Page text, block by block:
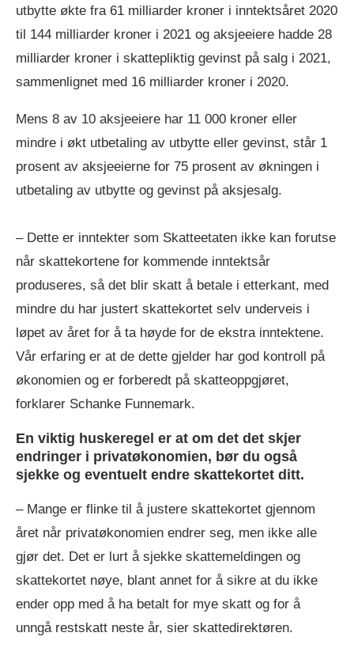
utbytte økte fra 61 milliarder kroner i inntektsåret 2020
til 144 milliarder kroner i 2021 og aksjeeiere hadde 28
milliarder kroner i skattepliktig gevinst på salg i 2021,
sammenlignet med 16 milliarder kroner i 2020.
Mens 8 av 10 aksjeeiere har 11 000 kroner eller
mindre i økt utbetaling av utbytte eller gevinst, står 1
prosent av aksjeeierne for 75 prosent av økningen i
utbetaling av utbytte og gevinst på aksjesalg.
– Dette er inntekter som Skatteetaten ikke kan forutse
når skattekortene for kommende inntektsår
produseres, så det blir skatt å betale i etterkant, med
mindre du har justert skattekortet selv underveis i
løpet av året for å ta høyde for de ekstra inntektene.
Vår erfaring er at de dette gjelder har god kontroll på
økonomien og er forberedt på skatteoppgjøret,
forklarer Schanke Funnemark.
En viktig huskeregel er at om det det skjer
endringer i privatøkonomien, bør du også
sjekke og eventuelt endre skattekortet ditt.
– Mange er flinke til å justere skattekortet gjennom
året når privatøkonomien endrer seg, men ikke alle
gjør det. Det er lurt å sjekke skattemeldingen og
skattekortet nøye, blant annet for å sikre at du ikke
ender opp med å ha betalt for mye skatt og for å
unngå restskatt neste år, sier skattedirektøren.